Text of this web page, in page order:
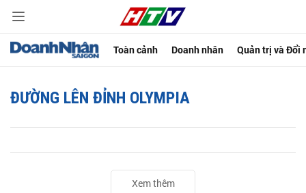
Toàn cảnh Doanh nhân Quản trị và Đổi
ĐƯỜNG LÊN ĐỈNH OLYMPIA
Xem thêm